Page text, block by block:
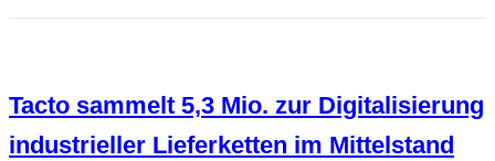
Tacto sammelt 5,3 Mio. zur Digitalisierung
industrieller Lieferketten im Mittelstand